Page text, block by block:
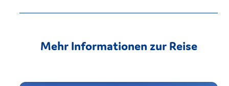
Mehr Informationen zur Reise